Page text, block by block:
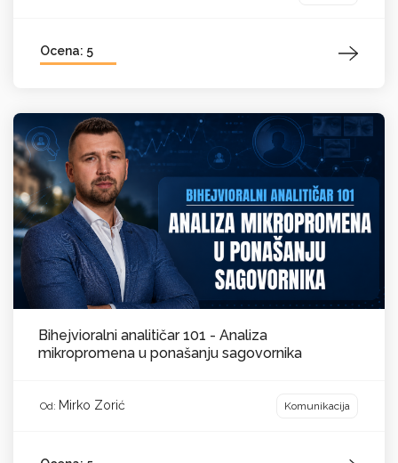
Ocena: 5
Bihejvioralni analitičar 101 - Analiza
mikropromena u ponašanju sagovornika
Od: Mirko Zorić Komunikacija